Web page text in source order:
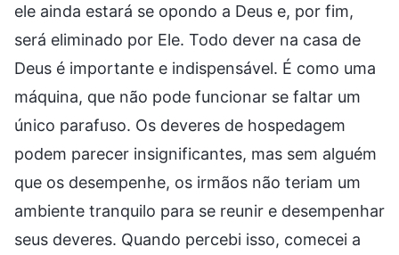
ele ainda estará se opondo a Deus e, por fim,
será eliminado por Ele. Todo dever na casa de
Deus é importante e indispensável. É como uma
máquina, que não pode funcionar se faltar um
único parafuso. Os deveres de hospedagem
podem parecer insignificantes, mas sem alguém
que os desempenhe, os irmãos não teriam um
ambiente tranquilo para se reunir e desempenhar
seus deveres. Quando percebi isso, comecei a